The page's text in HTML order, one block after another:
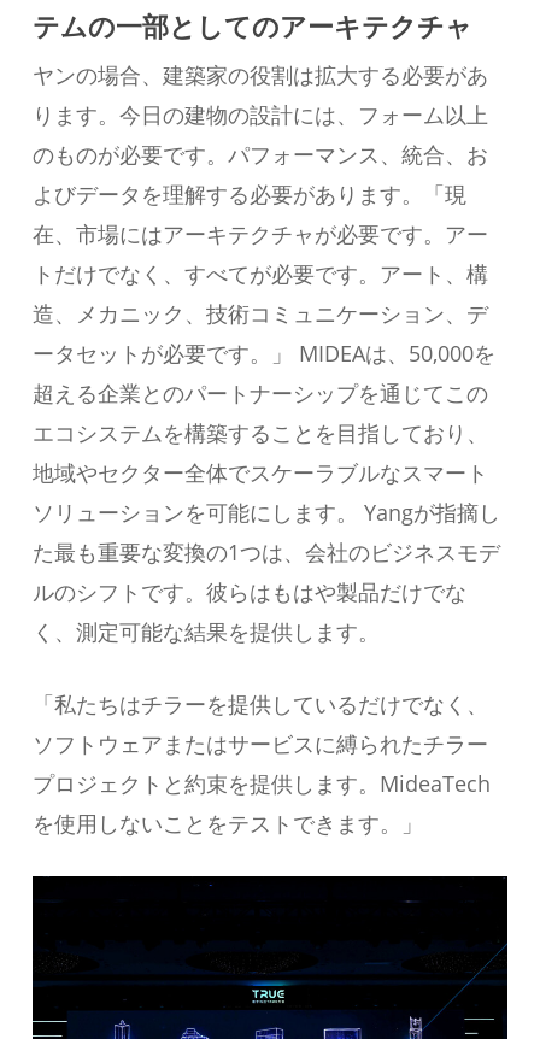
テムの一部としてのアーキテクチャ
ヤンの場合、建築家の役割は拡大する必要があ
ります。今日の建物の設計には、フォーム以上
のものが必要です。パフォーマンス、統合、お
よびデータを理解する必要があります。「現
在、市場にはアーキテクチャが必要です。アー
トだけでなく、すべてが必要です。アート、構
造、メカニック、技術コミュニケーション、デ
ータセットが必要です。」 MIDEAは、50,000を
超える企業とのパートナーシップを通じてこの
エコシステムを構築することを目指しており、
地域やセクター全体でスケーラブルなスマート
ソリューションを可能にします。 Yangが指摘し
た最も重要な変換の1つは、会社のビジネスモデ
ルのシフトです。彼らはもはや製品だけでな
く、測定可能な結果を提供します。
「私たちはチラーを提供しているだけでなく、
ソフトウェアまたはサービスに縛られたチラー
プロジェクトと約束を提供します。MideaTech
を使用しないことをテストできます。」